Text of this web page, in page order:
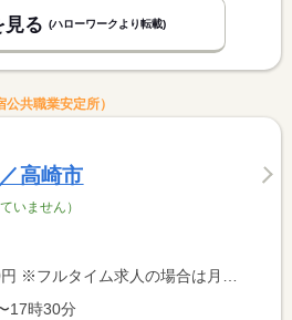
見る (ハローワークより転載)
共職業安定所）
高崎市
いません）
月額（換算額）、パート求人の場合は時間額を表示しています。
17時30分